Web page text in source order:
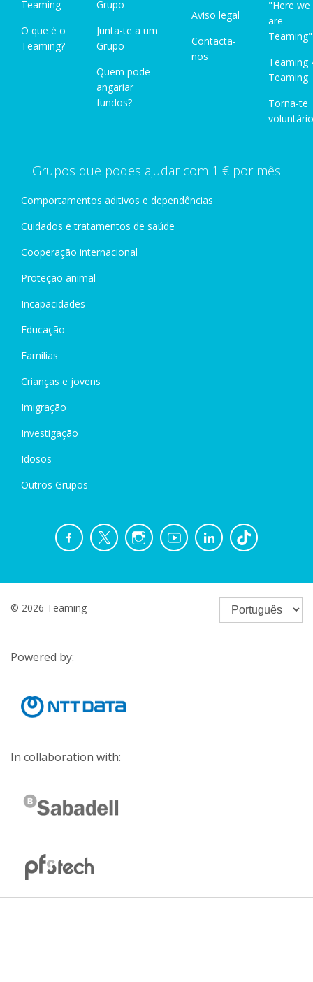
Teaming
O que é o
Teaming?
Grupo
Junta-te a um
Grupo
Quem pode
angariar
fundos?
Aviso legal
Contacta-
nos
"Here we
are
Teaming"
Teaming
Teaming
Torna-te
Grupos que podes ajudar com 1 € por mês
Comportamentos aditivos e dependências
Cuidados e tratamentos de saúde
Cooperação internacional
Proteção animal
Incapacidades
Educação
Famílias
Crianças e jovens
Imigração
Investigação
Idosos
Outros Grupos
© 2026 Teaming
Powered by:
In collaboration with: